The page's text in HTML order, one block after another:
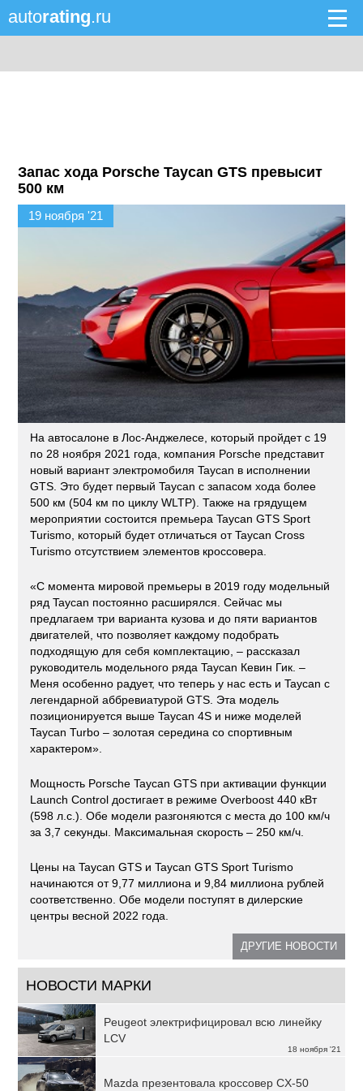
autorating.ru
Запас хода Porsche Taycan GTS превысит
500 км
19 ноября '21
На автосалоне в Лос-Анджелесе, который пройдет с 19
по 28 ноября 2021 года, компания Porsche представит
новый вариант электромобиля Taycan в исполнении
GTS. Это будет первый Taycan с запасом хода более
500 км (504 км по циклу WLTP). Также на грядущем
мероприятии состоится премьера Taycan GTS Sport
Turismo, который будет отличаться от Taycan Cross
Turismo отсутствием элементов кроссовера.
«С момента мировой премьеры в 2019 году модельный
ряд Taycan постоянно расширялся. Сейчас мы
предлагаем три варианта кузова и до пяти вариантов
двигателей, что позволяет каждому подобрать
подходящую для себя комплектацию, – рассказал
руководитель модельного ряда Taycan Кевин Гик. –
Меня особенно радует, что теперь у нас есть и Taycan с
легендарной аббревиатурой GTS. Эта модель
позиционируется выше Taycan 4S и ниже моделей
Taycan Turbo – золотая середина со спортивным
характером».
Мощность Porsche Taycan GTS при активации функции
Launch Control достигает в режиме Overboost 440 кВт
(598 л.с.). Обе модели разгоняются с места до 100 км/ч
за 3,7 секунды. Максимальная скорость – 250 км/ч.
Цены на Taycan GTS и Taycan GTS Sport Turismo
начинаются от 9,77 миллиона и 9,84 миллиона рублей
соответственно. Обе модели поступят в дилерские
центры весной 2022 года.
ДРУГИЕ НОВОСТИ
НОВОСТИ МАРКИ
18 ноября '21
Peugeot электрифицировал всю линейку
LCV
Mazda презентовала кроссовер CX-50